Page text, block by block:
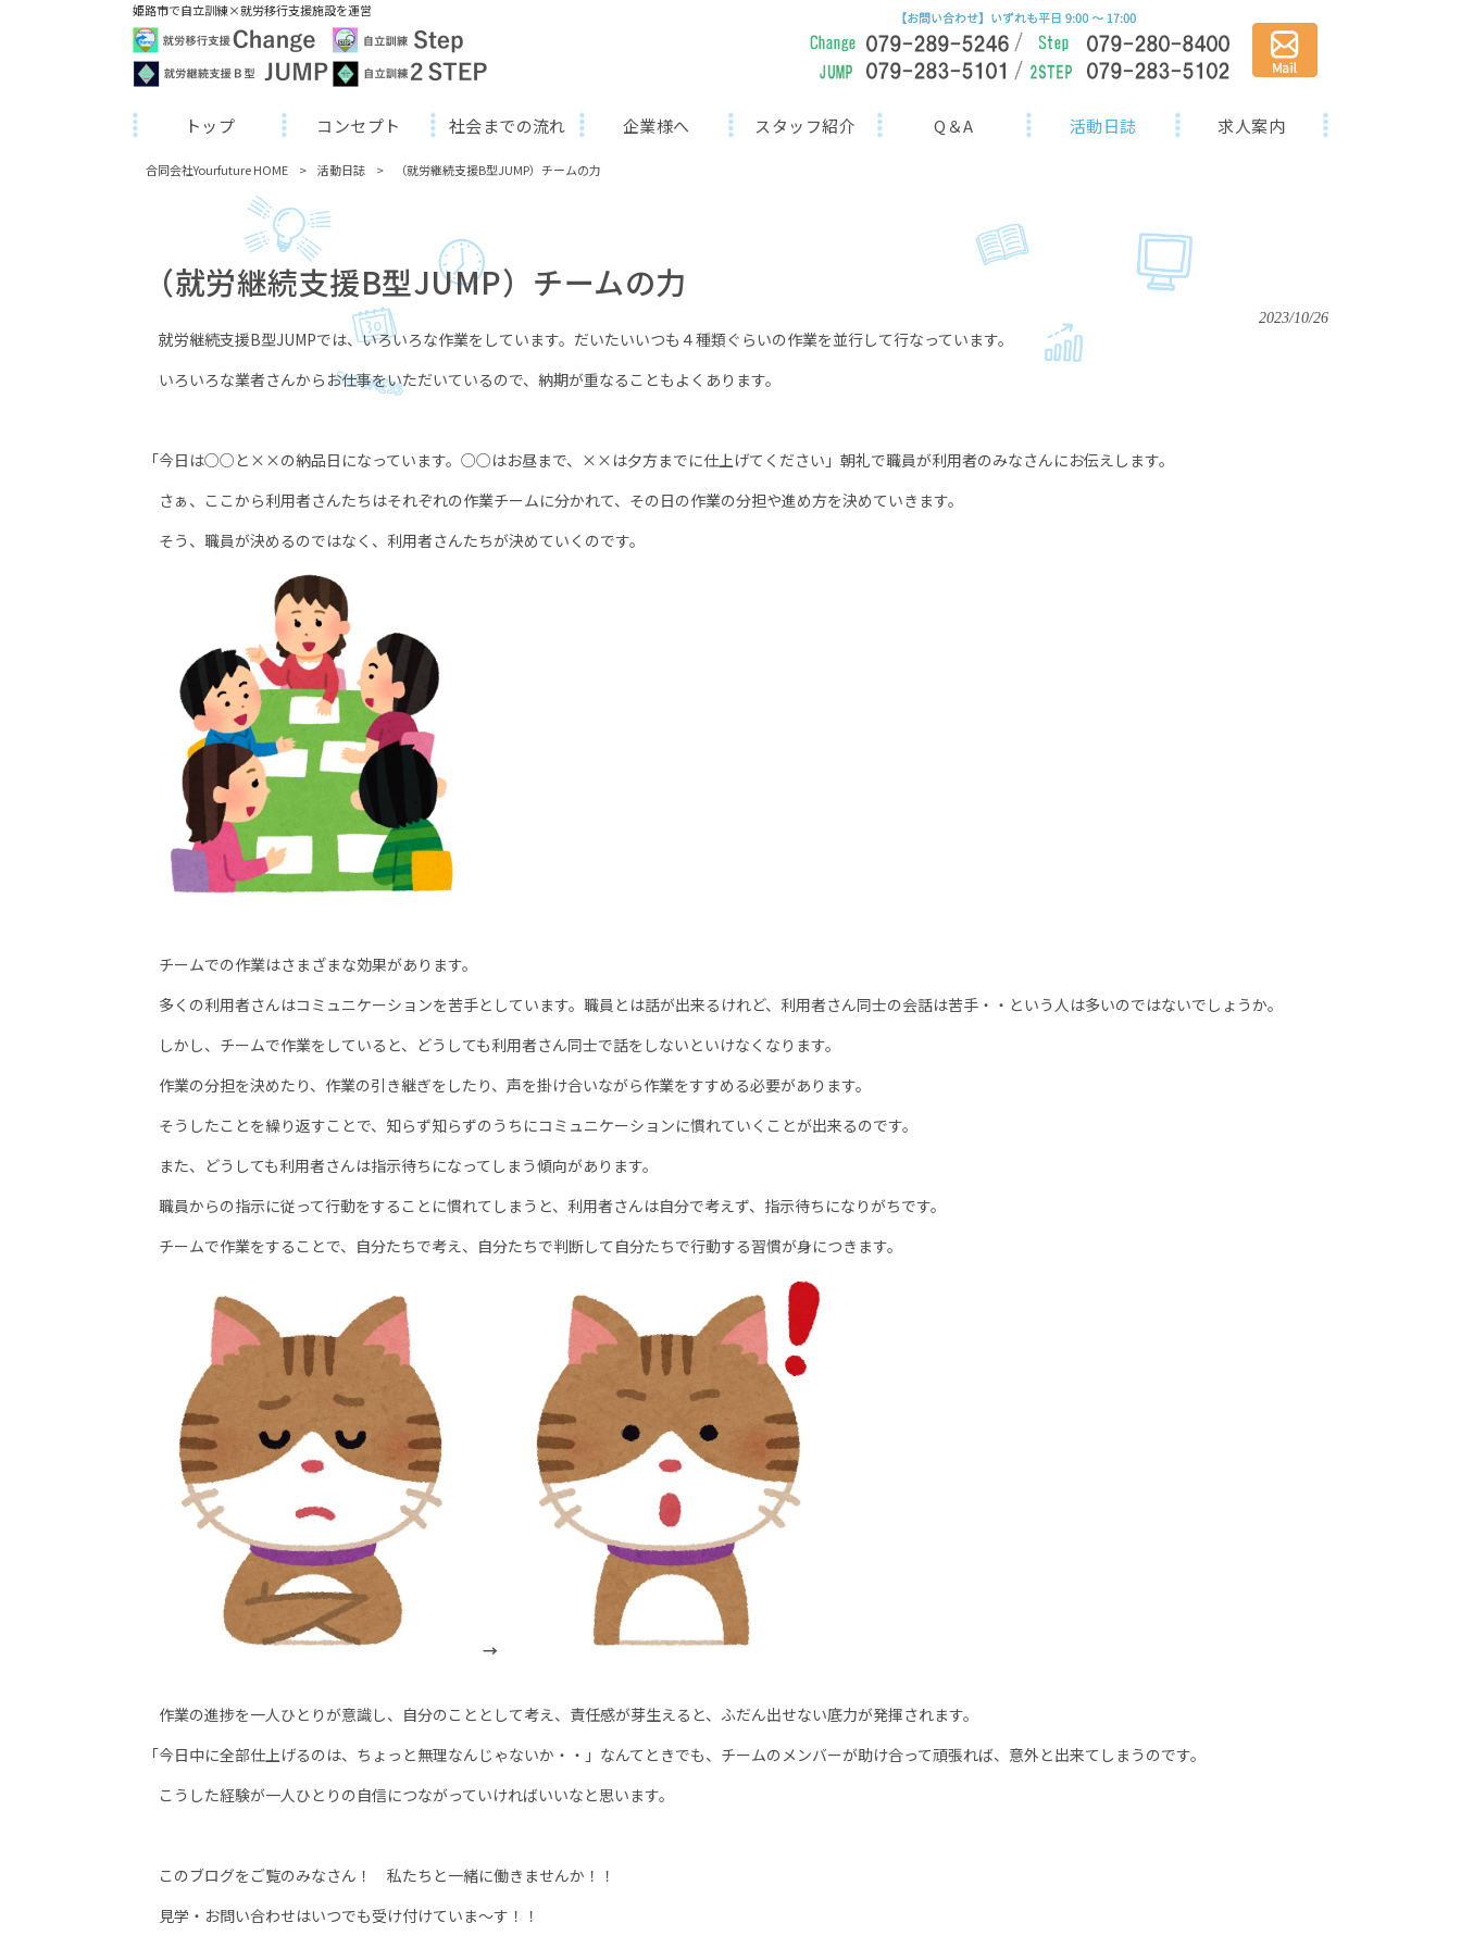
姫路市で自立訓練×就労移行支援施設を運営
トップ コンセプト 社会までの流れ 企業様へ スタッフ紹介 Q＆A 活動日誌 求人案内
合同会社Yourfuture HOME > 活動日誌 > （就労継続支援B型JUMP）チームの力
（就労継続支援B型JUMP）チームの力
2023/10/26
就労継続支援B型JUMPでは、いろいろな作業をしています。だいたいいつも４種類ぐらいの作業を並行して行なっています。
いろいろな業者さんからお仕事をいただいているので、納期が重なることもよくあります。
「今日は○○と××の納品日になっています。○○はお昼まで、××は夕方までに仕上げてください」朝礼で職員が利用者のみなさんにお伝えします。
さぁ、ここから利用者さんたちはそれぞれの作業チームに分かれて、その日の作業の分担や進め方を決めていきます。
そう、職員が決めるのではなく、利用者さんたちが決めていくのです。
チームでの作業はさまざまな効果があります。
多くの利用者さんはコミュニケーションを苦手としています。職員とは話が出来るけれど、利用者さん同士の会話は苦手・・という人は多いのではないでしょうか。
しかし、チームで作業をしていると、どうしても利用者さん同士で話をしないといけなくなります。
作業の分担を決めたり、作業の引き継ぎをしたり、声を掛け合いながら作業をすすめる必要があります。
そうしたことを繰り返すことで、知らず知らずのうちにコミュニケーションに慣れていくことが出来るのです。
また、どうしても利用者さんは指示待ちになってしまう傾向があります。
職員からの指示に従って行動をすることに慣れてしまうと、利用者さんは自分で考えず、指示待ちになりがちです。
チームで作業をすることで、自分たちで考え、自分たちで判断して自分たちで行動する習慣が身につきます。
→
作業の進捗を一人ひとりが意識し、自分のこととして考え、責任感が芽生えると、ふだん出せない底力が発揮されます。
「今日中に全部仕上げるのは、ちょっと無理なんじゃないか・・」なんてときでも、チームのメンバーが助け合って頑張れば、意外と出来てしまうのです。
こうした経験が一人ひとりの自信につながっていければいいなと思います。
このブログをご覧のみなさん！ 私たちと一緒に働きませんか！！
見学・お問い合わせはいつでも受け付けていま～す！！